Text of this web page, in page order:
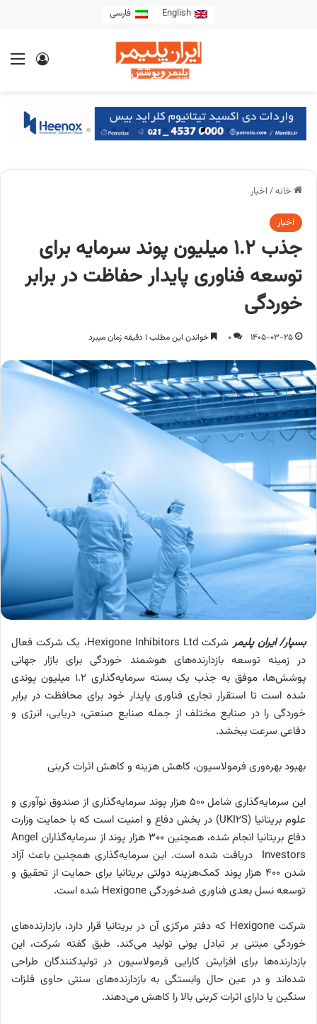
English فارسی
خانه/ اخبار
اخبار
جذب ۱.۲ میلیون پوند سرمایه برای
توسعه فناوری پایدار حفاظت در برابر
خوردگی
1405-03-25
0 خواندن این مطلب 1 دقیقه زمان میبرد
بسپار/ ایران پلیمر
شرکت Hexigone Inhibitors Ltd، یک شرکت فعال
در زمینه توسعه بازدارنده‌های هوشمند خوردگی برای بازار جهانی
پوشش‌ها، موفق به جذب یک بسته سرمایه‌گذاری ۱.۲ میلیون پوندی
شده است تا استقرار تجاری فناوری پایدار خود برای محافظت در برابر
خوردگی را در صنایع مختلف از جمله صنایع صنعتی، دریایی، انرژی و
دفاعی سرعت ببخشد.
بهبود بهره‌وری فرمولاسیون، کاهش هزینه و کاهش اثرات کربنی
این سرمایه‌گذاری شامل ۵۰۰ هزار پوند سرمایه‌گذاری از صندوق نوآوری و
علوم بریتانیا (UKI2S) در بخش دفاع و امنیت است که با حمایت وزارت
دفاع بریتانیا انجام شده، همچنین ۳۰۰ هزار پوند از سرمایه‌گذاران Angel
Investors دریافت شده است. این سرمایه‌گذاری همچنین باعث آزاد
شدن ۴۰۰ هزار پوند کمک‌هزینه دولتی بریتانیا برای حمایت از تحقیق و
توسعه نسل بعدی فناوری ضدخوردگی Hexigone شده است.
شرکت Hexigone که دفتر مرکزی آن در بریتانیا قرار دارد، بازدارنده‌های
خوردگی مبتنی بر تبادل یونی تولید می‌کند. طبق گفته شرکت، این
بازدارنده‌ها برای افزایش کارایی فرمولاسیون در تولیدکنندگان طراحی
شده‌اند و در عین حال وابستگی به بازدارنده‌های سنتی حاوی فلزات
سنگین یا دارای اثرات کربنی بالا را کاهش می‌دهند.